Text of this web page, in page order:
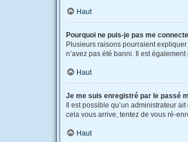
Haut
Pourquoi ne puis-je pas me
Plusieurs raisons pourraient
n’avez pas été banni. Il est
Haut
Je me suis enregistré par le passé
Il est possible qu’un administrateur
cela vous arrive, tentez de vous ré-
Haut